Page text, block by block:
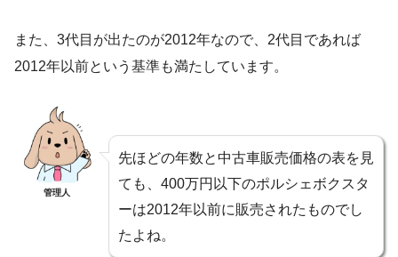
また、3代目が出たのが2012年なので、2代目であれば
2012年以前という基準も満たしています。
管理人
先ほどの年数と中古車販売価格の表を見
ても、400万円以下のポルシェボクスタ
ーは2012年以前に販売されたものでし
たよね。